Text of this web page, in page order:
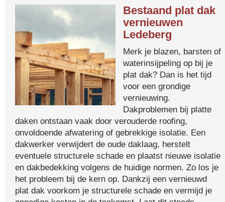
Bestaand plat dak
vernieuwen
Ledeberg
Merk je blazen, barsten of
waterinsijpeling op bij je
plat dak? Dan is het tijd
voor een grondige
vernieuwing.
Dakproblemen bij platte
daken ontstaan vaak door verouderde roofing,
onvoldoende afwatering of gebrekkige isolatie. Een
dakwerker verwijdert de oude daklaag, herstelt
eventuele structurele schade en plaatst nieuwe isolatie
en dakbedekking volgens de huidige normen. Zo los je
het probleem bij de kern op. Dankzij een vernieuwd
plat dak voorkom je structurele schade en vermijd je